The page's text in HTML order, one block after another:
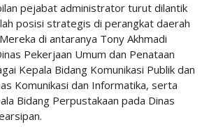
pejabat administrator turut dilantik
posisi strategis di perangkat daerah
di antaranya Tony Akhmadi
Pekerjaan Umum dan Penataan
Kepala Bidang Komunikasi Publik dan
Komunikasi dan Informatika, serta
Bidang Perpustakaan pada Dinas